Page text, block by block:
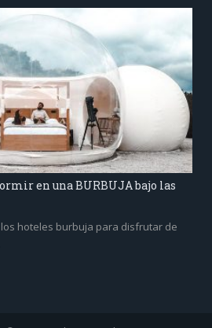
en una BURBUJA bajo las
hoteles burbuja para disfrutar de